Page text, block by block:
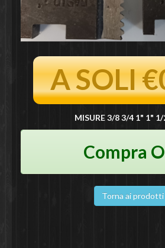
A SOLI
MISURE 3/8 3/4 1" 1"
Compra
Torna ai prodotti